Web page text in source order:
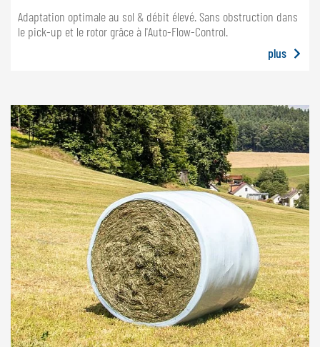
Adaptation optimale au sol & débit élevé. Sans obstruction dans
le pick-up et le rotor grâce à l'Auto-Flow-Control.
plus